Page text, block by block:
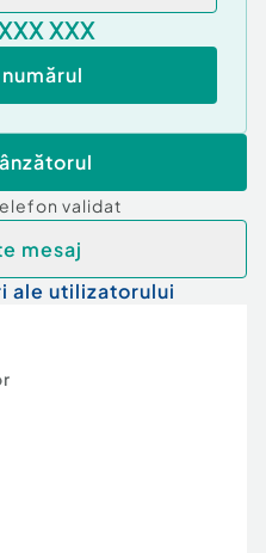
XXX
validat
mesaj
ale utilizatorului